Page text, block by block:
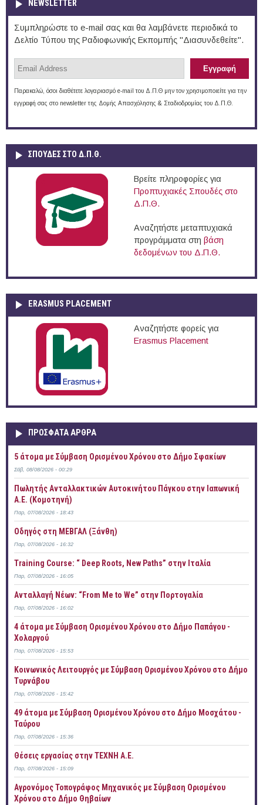
NEWSLETTER
Συμπληρώστε το e-mail σας και θα λαμβάνετε περιοδικά το
Δελτίο Τύπου της Ραδιοφωνικής Εκπομπής "Διασυνδεθείτε".
Παρακαλώ, όσοι διαθέτετε λογαριασμό e-mail του Δ.Π.Θ μην τον χρησιμοποιείτε για την
εγγραφή σας στο newsletter της Δομής Απασχόλησης & Σταδιοδρομίας του Δ.Π.Θ.
ΣΠΟΥΔΈΣ ΣΤΟ Δ.Π.Θ.
Βρείτε πληροφορίες για
Προπτυχιακές Σπουδές στο
Δ.Π.Θ.
Αναζητήστε μεταπτυχιακά
προγράμματα στη βάση
δεδομένων του Δ.Π.Θ.
ERASMUS PLACEMENT
Αναζητήστε φορείς για
Erasmus Placement
ΠΡOΣΦΑΤΑ AΡΘΡΑ
5 άτομα με Σύμβαση Ορισμένου Χρόνου στο Δήμο Σφακίων
Σάβ, 08/08/2026 - 00:29
Πωλητής Ανταλλακτικών Αυτοκινήτου Πάγκου στην Ιαπωνική
Α.Ε. (Κομοτηνή)
Παρ, 07/08/2026 - 18:43
Οδηγός στη ΜΕΒΓΑΛ (Ξάνθη)
Παρ, 07/08/2026 - 16:32
Training Course: “ Deep Roots, New Paths” στην Ιταλία
Παρ, 07/08/2026 - 16:05
Ανταλλαγή Νέων: “From Me to We” στην Πορτογαλία
Παρ, 07/08/2026 - 16:02
4 άτομα με Σύμβαση Ορισμένου Χρόνου στο Δήμο Παπάγου -
Χολαργού
Παρ, 07/08/2026 - 15:53
Κοινωνικός Λειτουργός με Σύμβαση Ορισμένου Χρόνου στο Δήμο
Τυρνάβου
Παρ, 07/08/2026 - 15:42
49 άτομα με Σύμβαση Ορισμένου Χρόνου στο Δήμο Μοσχάτου -
Ταύρου
Παρ, 07/08/2026 - 15:36
Θέσεις εργασίας στην ΤΕΧΝΗ Α.Ε.
Παρ, 07/08/2026 - 15:09
Αγρονόμος Τοπογράφος Μηχανικός με Σύμβαση Ορισμένου
Χρόνου στο Δήμο Θηβαίων